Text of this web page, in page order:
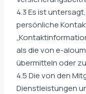
4.3 Es ist
persönliche
als die von e-
übermitteln oder
4.5 Die von den
Dienstleistungen